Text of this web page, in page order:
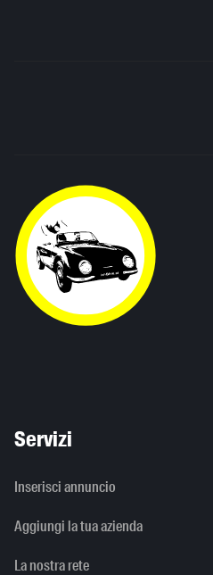
Servizi
Inserisci annuncio
Aggiungi la tua azienda
La nostra rete